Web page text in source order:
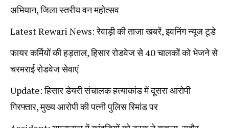
अभियान, जिला स्तरीय वन महोत्सव
Latest Rewari News: रेवाड़ी की ताजा खबरें, इवनिंग न्यूज टूडे
फायर कर्मियों की हड़ताल, हिसार रोडवेज से 40 चालकोें को भेजने से
चरमराई रोडवेज सेवाएं
Update: हिसार डेयरी संचालक हत्याकांड में दूसरा आरोपी
गिरफ्तार, मुख्य आरोपी की पत्नी पुलिस रिमांड पर